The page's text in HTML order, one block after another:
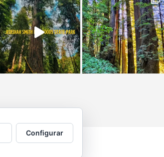
Configurar